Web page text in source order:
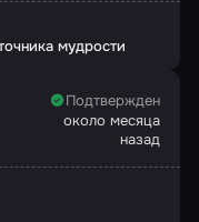
мудрости
Подтвержден
около месяца
назад